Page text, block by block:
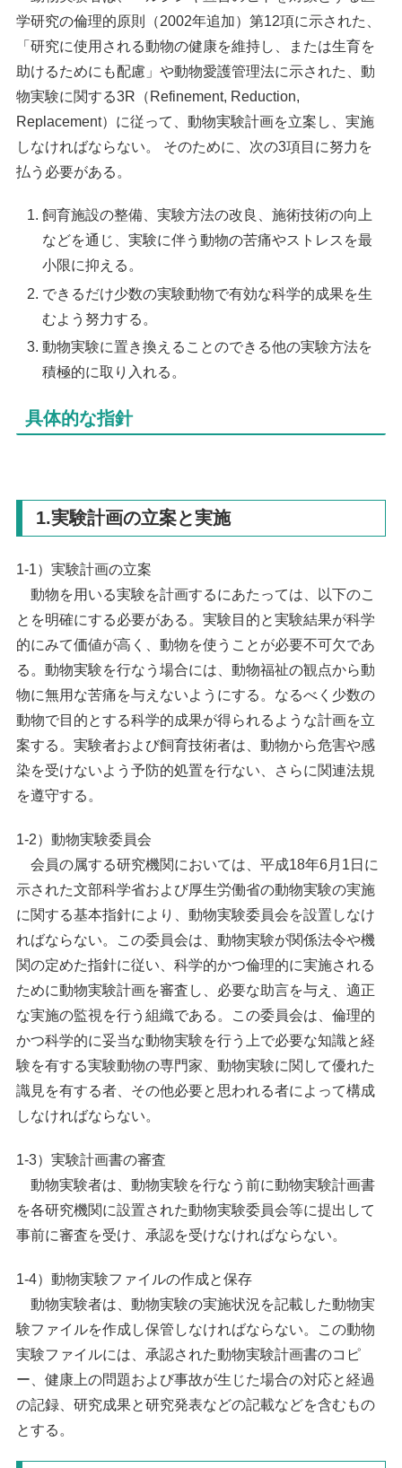
学研究の倫理的原則（2002年追加）第12項に示された、
「研究に使用される動物の健康を維持し、または生育を
助けるためにも配慮」や動物愛護管理法に示された、動
物実験に関する3R（Refinement, Reduction,
Replacement）に従って、動物実験計画を立案し、実施
しなければならない。 そのために、次の3項目に努力を
払う必要がある。
飼育施設の整備、実験方法の改良、施術技術の向上
などを通じ、実験に伴う動物の苦痛やストレスを最
小限に抑える。
できるだけ少数の実験動物で有効な科学的成果を生
むよう努力する。
動物実験に置き換えることのできる他の実験方法を
積極的に取り入れる。
具体的な指針
1.実験計画の立案と実施
1-1）実験計画の立案
動物を用いる実験を計画するにあたっては、以下のこ
とを明確にする必要がある。実験目的と実験結果が科学
的にみて価値が高く、動物を使うことが必要不可欠であ
る。動物実験を行なう場合には、動物福祉の観点から動
物に無用な苦痛を与えないようにする。なるべく少数の
動物で目的とする科学的成果が得られるような計画を立
案する。実験者および飼育技術者は、動物から危害や感
染を受けないよう予防的処置を行ない、さらに関連法規
を遵守する。
1-2）動物実験委員会
会員の属する研究機関においては、平成18年6月1日に
示された文部科学省および厚生労働省の動物実験の実施
に関する基本指針により、動物実験委員会を設置しなけ
ればならない。この委員会は、動物実験が関係法令や機
関の定めた指針に従い、科学的かつ倫理的に実施される
ために動物実験計画を審査し、必要な助言を与え、適正
な実施の監視を行う組織である。この委員会は、倫理的
かつ科学的に妥当な動物実験を行う上で必要な知識と経
験を有する実験動物の専門家、動物実験に関して優れた
識見を有する者、その他必要と思われる者によって構成
しなければならない。
1-3）実験計画書の審査
動物実験者は、動物実験を行なう前に動物実験計画書
を各研究機関に設置された動物実験委員会等に提出して
事前に審査を受け、承認を受けなければならない。
1-4）動物実験ファイルの作成と保存
動物実験者は、動物実験の実施状況を記載した動物実
験ファイルを作成し保管しなければならない。この動物
実験ファイルには、承認された動物実験計画書のコピ
ー、健康上の問題および事故が生じた場合の対応と経過
の記録、研究成果と研究発表などの記載などを含むもの
とする。